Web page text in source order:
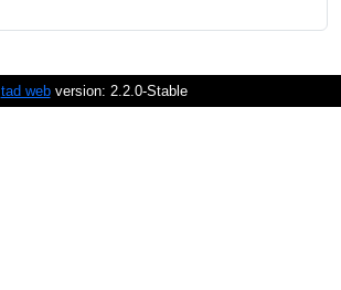
tad webversion: 2.2.0-Stable